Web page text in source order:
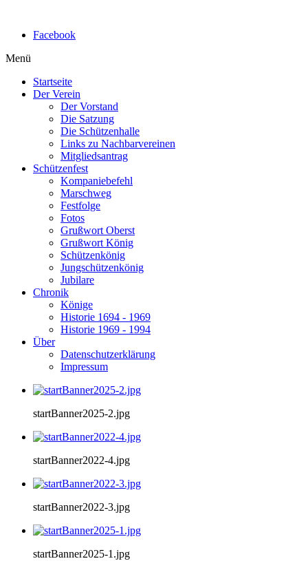
Facebook
Menü
Startseite
Der Verein
Der Vorstand
Die Satzung
Die Schützenhalle
Links zu Nachbarvereinen
Mitgliedsantrag
Schützenfest
Kompaniebefehl
Marschweg
Festfolge
Fotos
Grußwort Oberst
Grußwort König
Schützenkönig
Jungschützenkönig
Jubilare
Chronik
Könige
Historie 1694 - 1969
Historie 1969 - 1994
Über
Datenschutzerklärung
Impressum
startBanner2025-2.jpg
startBanner2022-4.jpg
startBanner2022-3.jpg
startBanner2025-1.jpg